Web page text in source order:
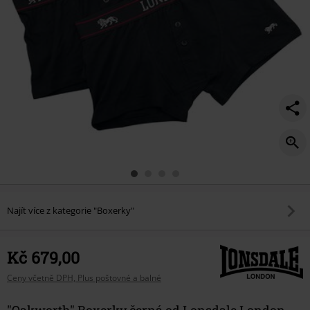
Najít více z kategorie "Boxerky"
Kč 679,00
Ceny včetně DPH, Plus poštovné a balné